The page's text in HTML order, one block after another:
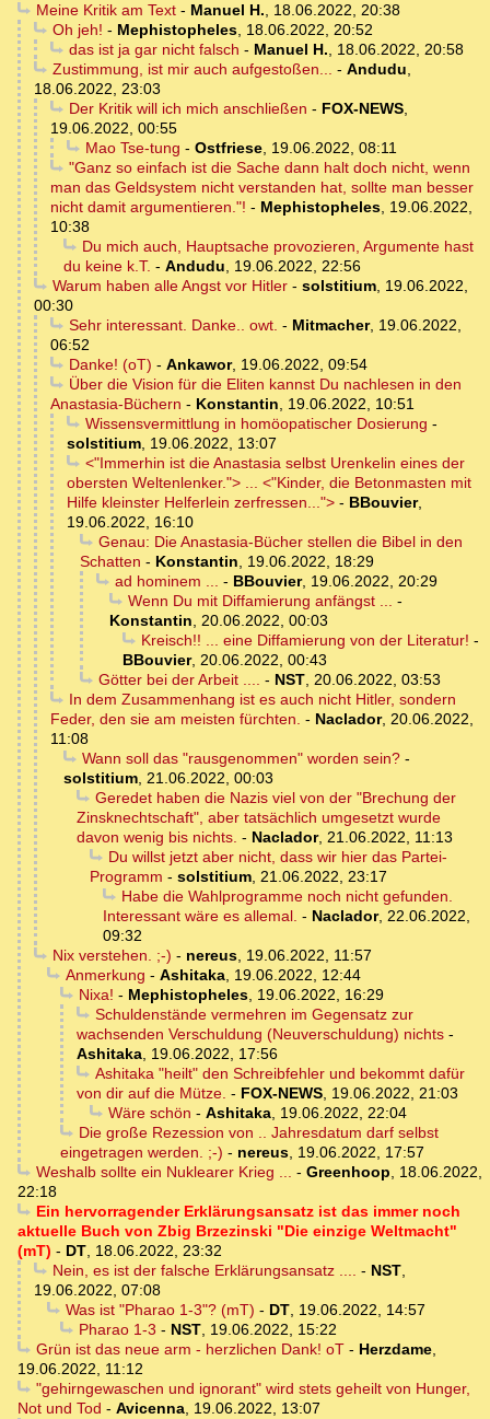
Meine Kritik am Text- Manuel H., 18.06.2022, 20:38
Oh jeh! - Mephistopheles, 18.06.2022, 20:52
das ist ja gar nicht falsch - Manuel H., 18.06.2022, 20:58
Zustimmung, ist mir auch aufgestoßen... - Andudu,
18.06.2022, 23:03
Der Kritik will ich mich anschließen - FOX-NEWS,
19.06.2022, 00:55
Mao Tse-tung - Ostfriese, 19.06.2022, 08:11
"Ganz so einfach ist die Sache dann halt doch nicht, wenn
man das Geldsystem nicht verstanden hat, sollte man besser
nicht damit argumentieren."! - Mephistopheles, 19.06.2022,
10:38
Du mich auch, Hauptsache provozieren, Argumente hast
du keine k.T. - Andudu, 19.06.2022, 22:56
Warum haben alle Angst vor Hitler- solstitium, 19.06.2022,
00:30
Sehr interessant. Danke.. owt. - Mitmacher, 19.06.2022,
06:52
Danke! (oT) - Ankawor, 19.06.2022, 09:54
Über die Vision für die Eliten kannst Du nachlesen in den
Anastasia-Büchern - Konstantin, 19.06.2022, 10:51
Wissensvermittlung in homöopatischer Dosierung -
solstitium, 19.06.2022, 13:07
<"Immerhin ist die Anastasia selbst Urenkelin eines der
obersten Weltenlenker."> ... <"Kinder, die Betonmasten mit
Hilfe kleinster Helferlein zerfressen..."> - BBouvier,
19.06.2022, 16:10
Genau: Die Anastasia-Bücher stellen die Bibel in den
Schatten - Konstantin, 19.06.2022, 18:29
ad hominem ... - BBouvier, 19.06.2022, 20:29
Wenn Du mit Diffamierung anfängst ... -
Konstantin, 20.06.2022, 00:03
Kreisch!! ... eine Diffamierung von der Literatur! -
BBouvier, 20.06.2022, 00:43
Götter bei der Arbeit .... - NST, 20.06.2022, 03:53
In dem Zusammenhang ist es auch nicht Hitler, sondern
Feder, den sie am meisten fürchten. - Naclador, 20.06.2022,
11:08
Wann soll das "rausgenommen" worden sein?-
solstitium, 21.06.2022, 00:03
Geredet haben die Nazis viel von der "Brechung der
Zinsknechtschaft", aber tatsächlich umgesetzt wurde
davon wenig bis nichts. - Naclador, 21.06.2022, 11:13
Du willst jetzt aber nicht, dass wir hier das Partei-
Programm - solstitium, 21.06.2022, 23:17
Habe die Wahlprogramme noch nicht gefunden.
Interessant wäre es allemal. - Naclador, 22.06.2022,
09:32
Nix verstehen. ;-) - nereus, 19.06.2022, 11:57
Anmerkung - Ashitaka, 19.06.2022, 12:44
Nixa! - Mephistopheles, 19.06.2022, 16:29
Schuldenstände vermehren im Gegensatz zur
wachsenden Verschuldung (Neuverschuldung) nichts -
Ashitaka, 19.06.2022, 17:56
Ashitaka "heilt" den Schreibfehler und bekommt dafür
von dir auf die Mütze. - FOX-NEWS, 19.06.2022, 21:03
Wäre schön - Ashitaka, 19.06.2022, 22:04
Die große Rezession von .. Jahresdatum darf selbst
eingetragen werden. ;-) - nereus, 19.06.2022, 17:57
Weshalb sollte ein Nuklearer Krieg ... - Greenhoop, 18.06.2022,
22:18
Ein hervorragender Erklärungsansatz ist das immer noch
aktuelle Buch von Zbig Brzezinski "Die einzige Weltmacht"
(mT) - DT, 18.06.2022, 23:32
Nein, es ist der falsche Erklärungsansatz .... - NST,
19.06.2022, 07:08
Was ist "Pharao 1-3"? (mT) - DT, 19.06.2022, 14:57
Pharao 1-3 - NST, 19.06.2022, 15:22
Grün ist das neue arm - herzlichen Dank! oT- Herzdame,
19.06.2022, 11:12
"gehirngewaschen und ignorant" wird stets geheilt von Hunger,
Not und Tod - Avicenna, 19.06.2022, 13:07